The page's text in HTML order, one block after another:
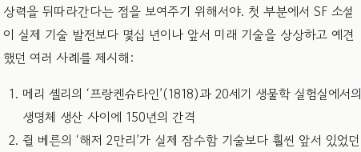
상력을 뒤따라간다는 점을 보여주기 위해서야. 첫 부분에서 SF 소설
이 실제 기술 발전보다 몇십 년이나 앞서 미래 기술을 상상하고 예견
했던 여러 사례를 제시해:
메리 셸리의 ‘프랑켄슈타인’(1818)과 20세기 생물학 실험실에서의
생명체 생산 사이에 150년의 간격
쥘 베른의 ‘해저 2만리’가 실제 잠수함 기술보다 훨씬 앞서 있었던